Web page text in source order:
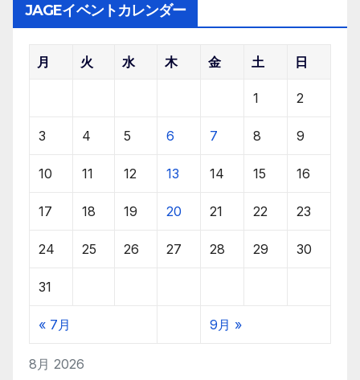
JAGEイベントカレンダー
8月 2026
月 火 水 木 金 土 日
1 2
3 4 5 6 7 8 9
10 11 12 13 14 15 16
17 18 19 20 21 22 23
24 25 26 27 28 29 30
31
« 7月 9月 »